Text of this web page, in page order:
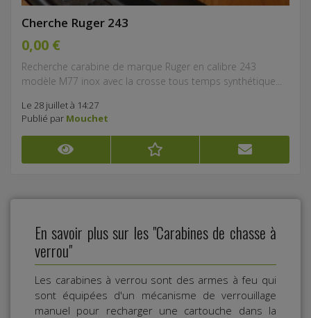
Cherche Ruger 243
0,00 €
Recherche carabine de marque Ruger en calibre 243
modèle M77 inox avec la crosse tous temps synthétique...
Le 28 juillet à 14:27
Publié par Mouchet
En savoir plus sur les "Carabines de chasse à
verrou"
Les carabines à verrou sont des armes à feu qui
sont équipées d'un mécanisme de verrouillage
manuel pour recharger une cartouche dans la